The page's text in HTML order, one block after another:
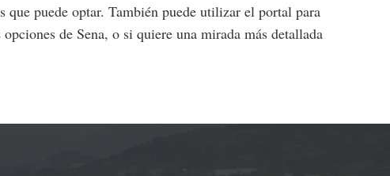
que puede optar. También puede utilizar el portal para
de Sena, o si quiere una mirada más detallada